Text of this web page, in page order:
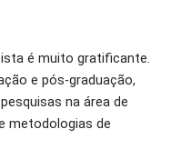
é muito gratificante.
e pós-graduação,
na área de
metodologias de